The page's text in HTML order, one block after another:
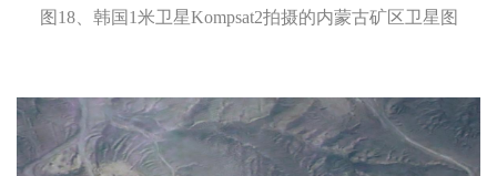
图18、韩国1米卫星Kompsat2拍摄的内蒙古矿区卫星图